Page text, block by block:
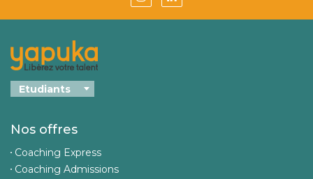
Nos offres
Coaching Express
Coaching Admissions